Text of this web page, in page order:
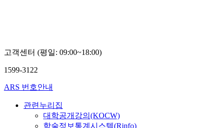
고객센터 (평일: 09:00~18:00)
1599-3122
ARS 번호안내
관련누리집
대학공개강의(KOCW)
학술정보통계시스템(Rinfo)